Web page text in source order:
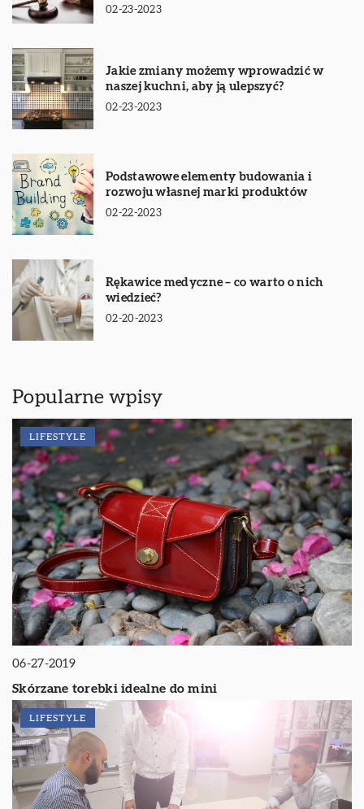
02-23-2023
Jakie zmiany możemy wprowadzić w
naszej kuchni, aby ją ulepszyć?
02-23-2023
Podstawowe elementy budowania i
rozwoju własnej marki produktów
02-22-2023
Rękawice medyczne – co warto o nich
wiedzieć?
02-20-2023
Popularne wpisy
LIFESTYLE
06-27-2019
Skórzane torebki idealne do mini
LIFESTYLE